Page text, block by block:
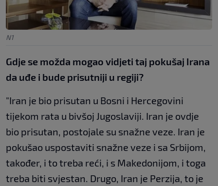
N1
Gdje se možda mogao vidjeti taj pokušaj Irana
da uđe i bude prisutniji u regiji?
"Iran je bio prisutan u Bosni i Hercegovini
tijekom rata u bivšoj Jugoslaviji. Iran je ovdje
bio prisutan, postojale su snažne veze. Iran je
pokušao uspostaviti snažne veze i sa Srbijom,
također, i to treba reći, i s Makedonijom, i toga
treba biti svjestan. Drugo, Iran je Perzija, to je